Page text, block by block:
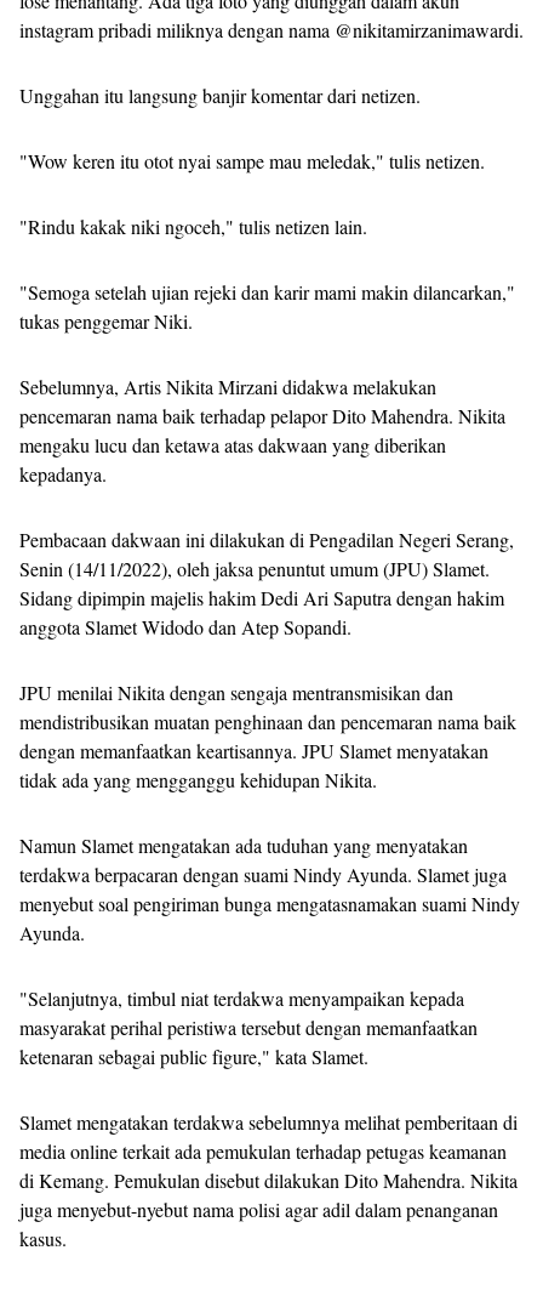
instagram pribadi miliknya dengan nama @nikitamirzanimawardi.
Unggahan itu langsung banjir komentar dari netizen.
"Wow keren itu otot nyai sampe mau meledak," tulis netizen.
"Rindu kakak niki ngoceh," tulis netizen lain.
"Semoga setelah ujian rejeki dan karir mami makin dilancarkan,"
tukas penggemar Niki.
Sebelumnya, Artis Nikita Mirzani didakwa melakukan
pencemaran nama baik terhadap pelapor Dito Mahendra. Nikita
mengaku lucu dan ketawa atas dakwaan yang diberikan
kepadanya.
Pembacaan dakwaan ini dilakukan di Pengadilan Negeri Serang,
Senin (14/11/2022), oleh jaksa penuntut umum (JPU) Slamet.
Sidang dipimpin majelis hakim Dedi Ari Saputra dengan hakim
anggota Slamet Widodo dan Atep Sopandi.
JPU menilai Nikita dengan sengaja mentransmisikan dan
mendistribusikan muatan penghinaan dan pencemaran nama baik
dengan memanfaatkan keartisannya. JPU Slamet menyatakan
tidak ada yang mengganggu kehidupan Nikita.
Namun Slamet mengatakan ada tuduhan yang menyatakan
terdakwa berpacaran dengan suami Nindy Ayunda. Slamet juga
menyebut soal pengiriman bunga mengatasnamakan suami Nindy
Ayunda.
"Selanjutnya, timbul niat terdakwa menyampaikan kepada
masyarakat perihal peristiwa tersebut dengan memanfaatkan
ketenaran sebagai public figure," kata Slamet.
Slamet mengatakan terdakwa sebelumnya melihat pemberitaan di
media online terkait ada pemukulan terhadap petugas keamanan
di Kemang. Pemukulan disebut dilakukan Dito Mahendra. Nikita
juga menyebut-nyebut nama polisi agar adil dalam penanganan
kasus.